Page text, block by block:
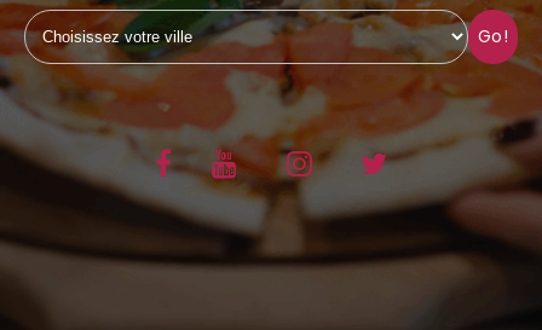
MENTIONS LÉGALES
C.G.V
Go!